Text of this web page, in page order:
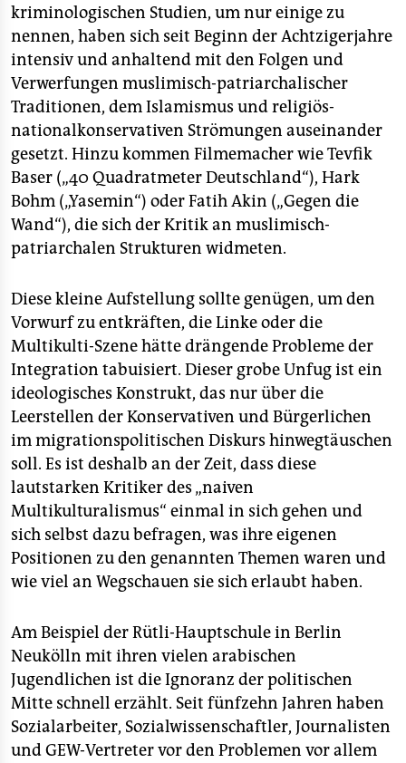
kriminologischen Studien, um nur einige zu
nennen, haben sich seit Beginn der Achtzigerjahre
intensiv und anhaltend mit den Folgen und
Verwerfungen muslimisch-patriarchalischer
Traditionen, dem Islamismus und religiös-
nationalkonservativen Strömungen auseinander
gesetzt. Hinzu kommen Filmemacher wie Tevfik
Baser („40 Quadratmeter Deutschland“), Hark
Bohm („Yasemin“) oder Fatih Akin („Gegen die
Wand“), die sich der Kritik an muslimisch-
patriarchalen Strukturen widmeten.
Diese kleine Aufstellung sollte genügen, um den
Vorwurf zu entkräften, die Linke oder die
Multikulti-Szene hätte drängende Probleme der
Integration tabuisiert. Dieser grobe Unfug ist ein
ideologisches Konstrukt, das nur über die
Leerstellen der Konservativen und Bürgerlichen
im migrationspolitischen Diskurs hinwegtäuschen
soll. Es ist deshalb an der Zeit, dass diese
lautstarken Kritiker des „naiven
Multikulturalismus“ einmal in sich gehen und
sich selbst dazu befragen, was ihre eigenen
Positionen zu den genannten Themen waren und
wie viel an Wegschauen sie sich erlaubt haben.
Am Beispiel der Rütli-Hauptschule in Berlin
Neukölln mit ihren vielen arabischen
Jugendlichen ist die Ignoranz der politischen
Mitte schnell erzählt. Seit fünfzehn Jahren haben
Sozialarbeiter, Sozialwissenschaftler, Journalisten
und GEW-Vertreter vor den Problemen vor allem